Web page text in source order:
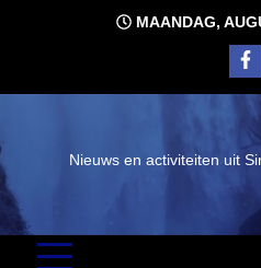
MAANDAG,
Nieuws en activiteiten uit